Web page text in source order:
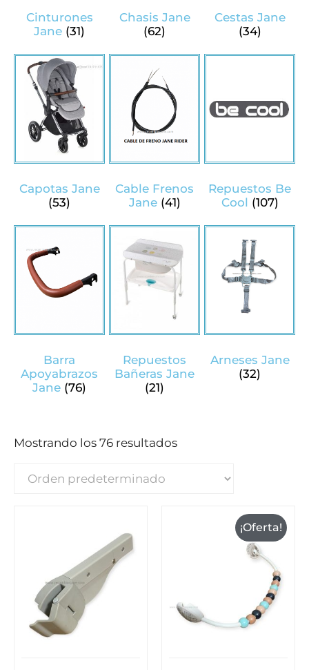
Cinturones
Jane (31)
Chasis Jane
(62)
Cestas Jane
(34)
Capotas Jane
(53)
Cable Frenos
Jane (41)
Repuestos Be
Cool (107)
Barra
Apoyabrazos
Jane (76)
Repuestos
Bañeras Jane
(21)
Arneses Jane
(32)
Mostrando los 76 resultados
¡Oferta!